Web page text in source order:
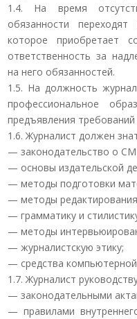
1.4. На время
обязанности
которое приобретает
ответственность за
на него обязанностей.
1.5. На должность
профессиональное
предъявления
1.6. Журналист должен
— законодательство о
— основы издательской
— методы подготовки
— методы
— грамматику и
— методы
— журналистскую этику;
— средства компьютерной
1.7. Журналист
— законодательными
— правилами